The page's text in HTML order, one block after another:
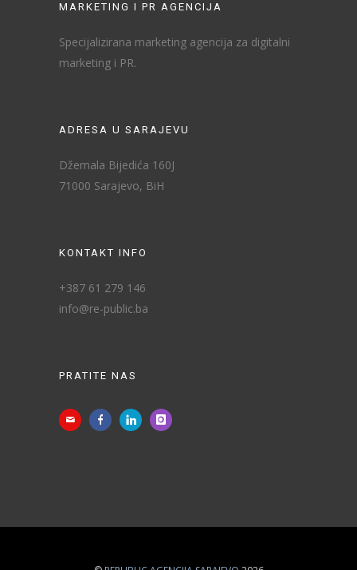
MARKETING I PR AGENCIJA
Specijalizirana marketing agencija za digitalni
marketing i PR.
ADRESA U SARAJEVU
Džemala Bijedića 160J
71000 Sarajevo, BiH
KONTAKT INFO
+387 61 279 146
info@re-public.ba
PRATITE NAS